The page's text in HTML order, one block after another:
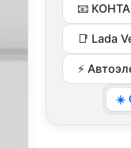
📧
📑 Lada
⚡
☀️